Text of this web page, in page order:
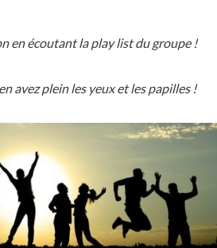
en écoutant la play list du groupe !
avez plein les yeux et les papilles !